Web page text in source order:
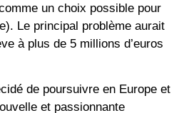
un choix possible pour
Le principal problème aurait
à plus de 5 millions d’euros
de poursuivre en Europe et
et passionnante